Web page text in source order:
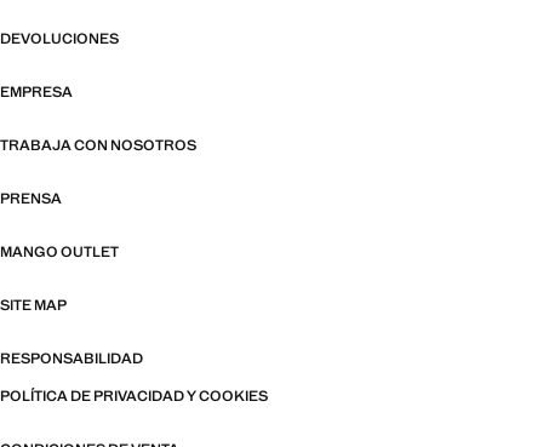
DEVOLUCIONES
EMPRESA
TRABAJA CON NOSOTROS
PRENSA
MANGO OUTLET
SITE MAP
RESPONSABILIDAD
POLÍTICA DE PRIVACIDAD Y COOKIES